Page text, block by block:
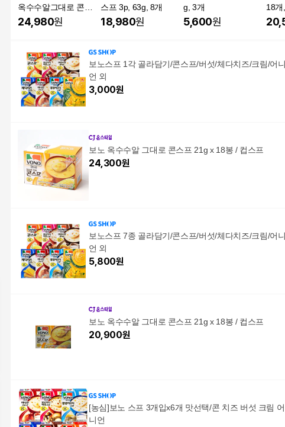
옥수수알그대로 콘스
프 3px2개+포르치니버
트, 360g
24,980원
스프 3p, 63g, 8개
18,980원
g, 3개
5,600원
18
보노스프 1각 골라담기/콘스프/버섯/체다치즈/크림/어
언 외
3,000원
보노 옥수수알 그대로 콘스프 21g x 18봉 / 컵스프
24,300원
보노스프 7종 골라담기/콘스프/버섯/체다치즈/크림/어
언 외
5,800원
보노 옥수수알 그대로 콘스프 21g x 18봉 / 컵스프
20,900원
[농심]보노 스프 3개입x6개 맛선택/콘 치즈 버섯 크림 어
니언